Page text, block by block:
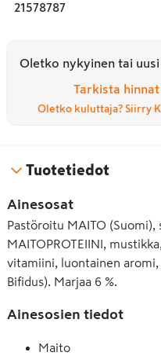
21578787
Oletko nykyinen tai uusi
Tarkista
Oletko kuluttaja? Siirry
Tuotetiedot
Ainesosat
Pastöroitu MAITO (Suomi),
MAITOPROTEIINI,
vitamiini, luontainen
Bifidus). Marjaa 6 %.
Ainesosien tiedot
Maito